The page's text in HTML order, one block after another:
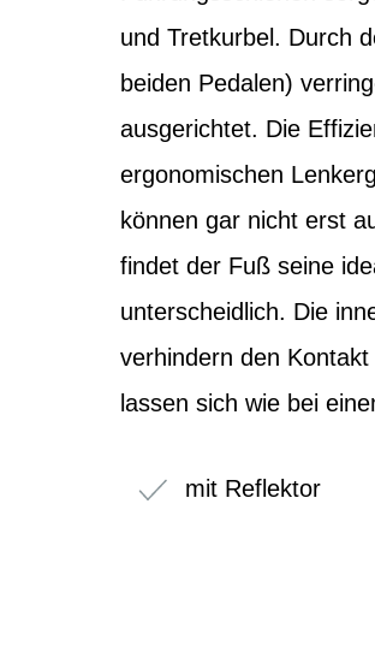
und Tretkurbel. Durch
beiden Pedalen)
ausgerichtet. Die
ergonomischen
können gar nicht erst
findet der Fuß seine
unterscheidlich. Die
verhindern den
lassen sich wie bei
mit Reflektor